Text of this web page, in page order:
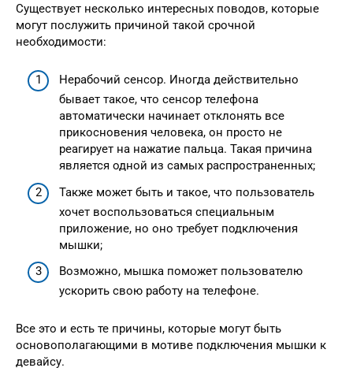
Существует несколько интересных поводов, которые
могут послужить причиной такой срочной
необходимости:
Нерабочий сенсор. Иногда действительно
бывает такое, что сенсор телефона
автоматически начинает отклонять все
прикосновения человека, он просто не
реагирует на нажатие пальца. Такая причина
является одной из самых распространенных;
Также может быть и такое, что пользователь
хочет воспользоваться специальным
приложение, но оно требует подключения
мышки;
Возможно, мышка поможет пользователю
ускорить свою работу на телефоне.
Все это и есть те причины, которые могут быть
основополагающими в мотиве подключения мышки к
девайсу.